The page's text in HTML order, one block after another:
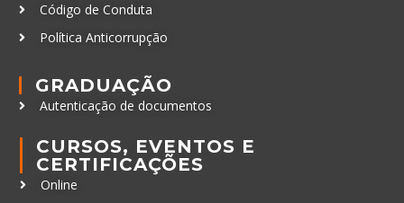
Código de Conduta
Política Anticorrupção
GRADUAÇÃO
Autenticação de documentos
CURSOS, EVENTOS E
CERTIFICAÇÕES
Online